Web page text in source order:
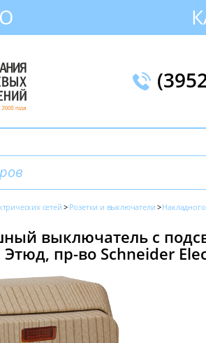
сетей Розетки и выключатели
выключатель с
Этюд, пр-во Schneider